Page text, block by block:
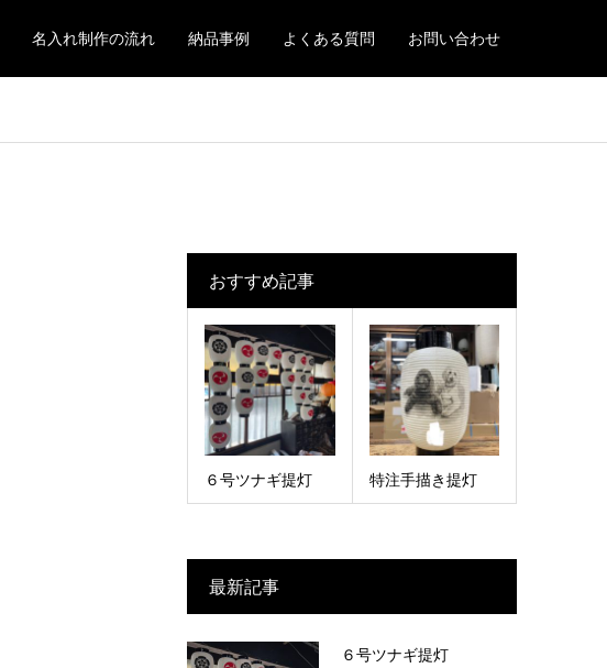
名入れ制作の流れ 納品事例 よくある質問 お問い合わせ
おすすめ記事
６号ツナギ提灯 特注手描き提灯
最新記事
６号ツナギ提灯